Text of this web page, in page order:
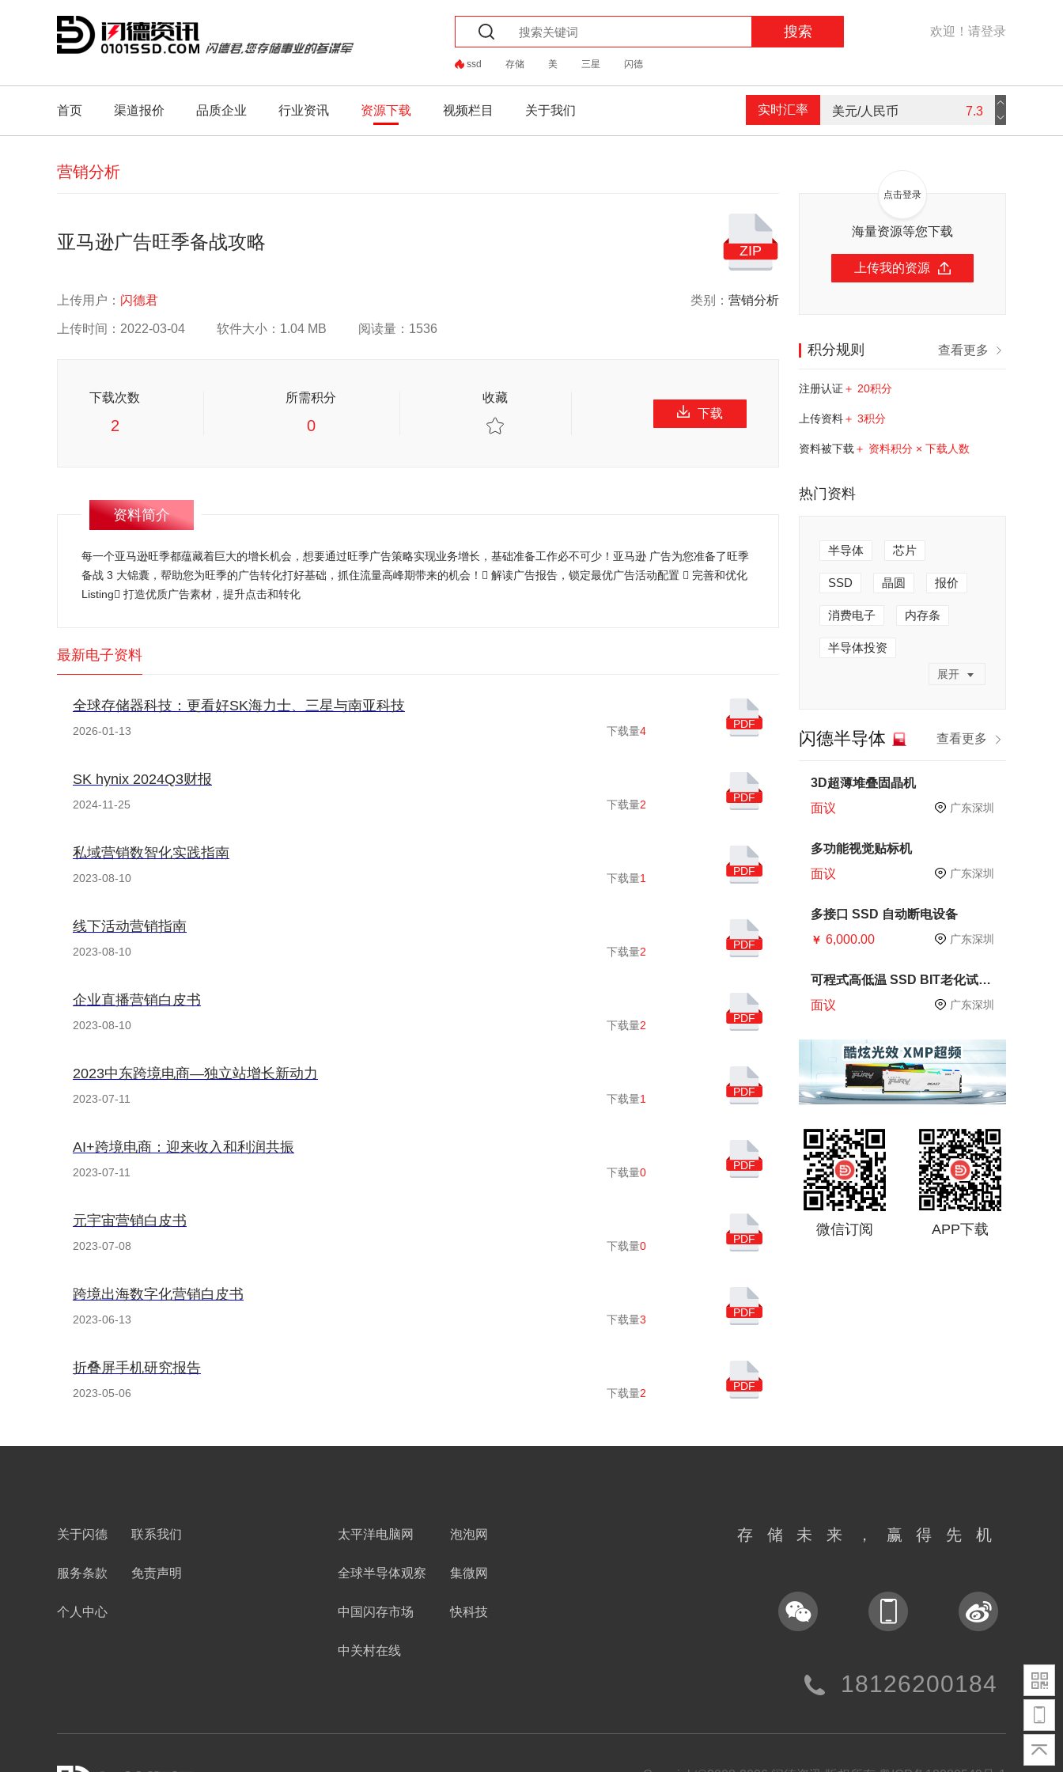
搜索
ssd 存储 美 三星 闪德
欢迎！请登录
首页 渠道报价 品质企业 行业资讯 资源下载 视频栏目 关于我们 实时汇率 美元/人民币 7.3
港币/人民币 0.94
欧元/人民币
营销分析
亚马逊广告旺季备战攻略 ZIP
上传用户： 闪德君 类别： 营销分析
上传时间：2022-03-04 软件大小：1.04 MB 阅读量：1536
下载次数
2
所需积分
0
收藏
下载
资料简介
每一个亚马逊旺季都蕴藏着巨大的增长机会，想要通过旺季广告策略实现业务增长，基础准备工作必不可少！亚马逊 广告为您准备了旺季
备战 3 大锦囊，帮助您为旺季的广告转化打好基础，抓住流量高峰期带来的机会！ 解读广告报告，锁定最优广告活动配置  完善和优化
Listing 打造优质广告素材，提升点击和转化
最新电子资料
全球存储器科技：更看好SK海力士、三星与南亚科技
2026-01-13 下载量4
PDF
SK hynix 2024Q3财报
2024-11-25 下载量2
PDF
私域营销数智化实践指南
2023-08-10 下载量1
PDF
线下活动营销指南
2023-08-10 下载量2
PDF
企业直播营销白皮书
2023-08-10 下载量2
PDF
2023中东跨境电商—独立站增长新动力
2023-07-11 下载量1
PDF
AI+跨境电商：迎来收入和利润共振
2023-07-11 下载量0
PDF
元宇宙营销白皮书
2023-07-08 下载量0
PDF
跨境出海数字化营销白皮书
2023-06-13 下载量3
PDF
折叠屏手机研究报告
2023-05-06 下载量2
PDF
点击登录
海量资源等您下载
上传我的资源
积分规则 查看更多
注册认证 ＋ 20积分
上传资料＋ 3积分
资料被下载 ＋ 资料积分 × 下载人数
热门资料
半导体 芯片
SSD 晶圆 报价
消费电子 内存条
半导体投资
人工制造
十四五 芯片生产
芯片测试 CP测试
内存 硅片
华为 DRAM
SMI
手机 智能手机
产业链
存储器 电子
亚马逊广告 中国品牌
跨境电商
集成电路 USB
亚马逊 汽车 5G
联芸科技 市场分析
国产 NAND
闪德月刊 得一微
慧荣科技
展开
闪德半导体 查看更多
3D超薄堆叠固晶机
面议
广东深圳
多功能视觉贴标机
面议
广东深圳
多接口 SSD 自动断电设备
￥ 6,000.00 广东深圳
可程式高低温 SSD BIT老化试验
面议
广东深圳
微信订阅 APP下载
关于闪德 联系我们
服务条款 免责声明
个人中心
太平洋电脑网 泡泡网
全球半导体观察 集微网
中国闪存市场 快科技
中关村在线
存储未来，赢得先机
18126200184